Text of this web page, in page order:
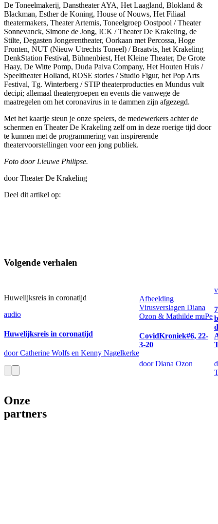
De Toneelmakerij, Danstheater AYA, Het Laagland, Blokland &
Blackman, Esther de Koning, House of Nouws, Het Filiaal
theatermakers, Theater Artemis, Toneelgroep Oostpool / Theater
Sonnevanck, Simone de Jong, ICK / Theater De Krakeling, de
Stilte, Degasten Jongerentheater, Oorkaan met Percossa, Hoge
Fronten, NUT (Nieuw Utrechts Toneel) / Braatvis, het Krakeling
DenkStation Festival, Bühnenbiest, Het Kleine Theater, De Grote
Haay, De Witte Pomp, Duda Paiva Company, Het Houten Huis /
Speeltheater Holland, ROSE stories / Studio Figur, het Pop Arts
Festival, Tg. Winterberg / STIP theaterproducties en Mundus vult
decipi; allemaal theatergroepen en events die vanwege de
maatregelen om het coronavirus in te dammen zijn afgezegd.
Met het kaartje steun je onze spelers, de medewerkers achter de
schermen en Theater De Krakeling zelf om in deze roerige tijd door
te kunnen met de programmering van inspirerende
theatervoorstellingen voor een jong publiek.
Foto door Lieuwe Philipse.
door Theater De Krakeling
Deel dit artikel op:
Volgende verhalen
Huwelijksreis in coronatijd
audio
Huwelijksreis in coronatijd
door Catherine Wolfs en Kenny Nagelkerke
Afbeelding
Virusverslagen Diana
Ozon & Mathilde muPe
CovidKroniek#6, 22-
3-20
door Diana Ozon
Onze
partners